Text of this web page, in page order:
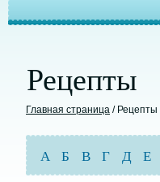
Рецепты
Главная страница / Рецепты
А Б В Г Д Е